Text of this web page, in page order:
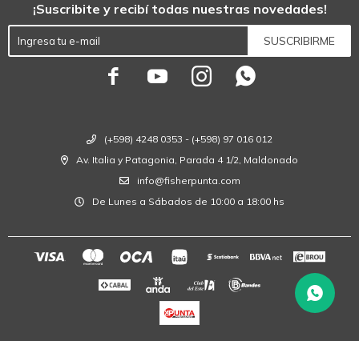
(+598) 4248 0353 - (+598) 97 016 012
Av. Italia y Patagonia, Parada 4 1/2, Maldonado
info@fisherpunta.com
De Lunes a Sábados de 10:00 a 18:00 hs
¡Suscribite y recibí todas nuestras novedades!
SUSCRIBIRME
   